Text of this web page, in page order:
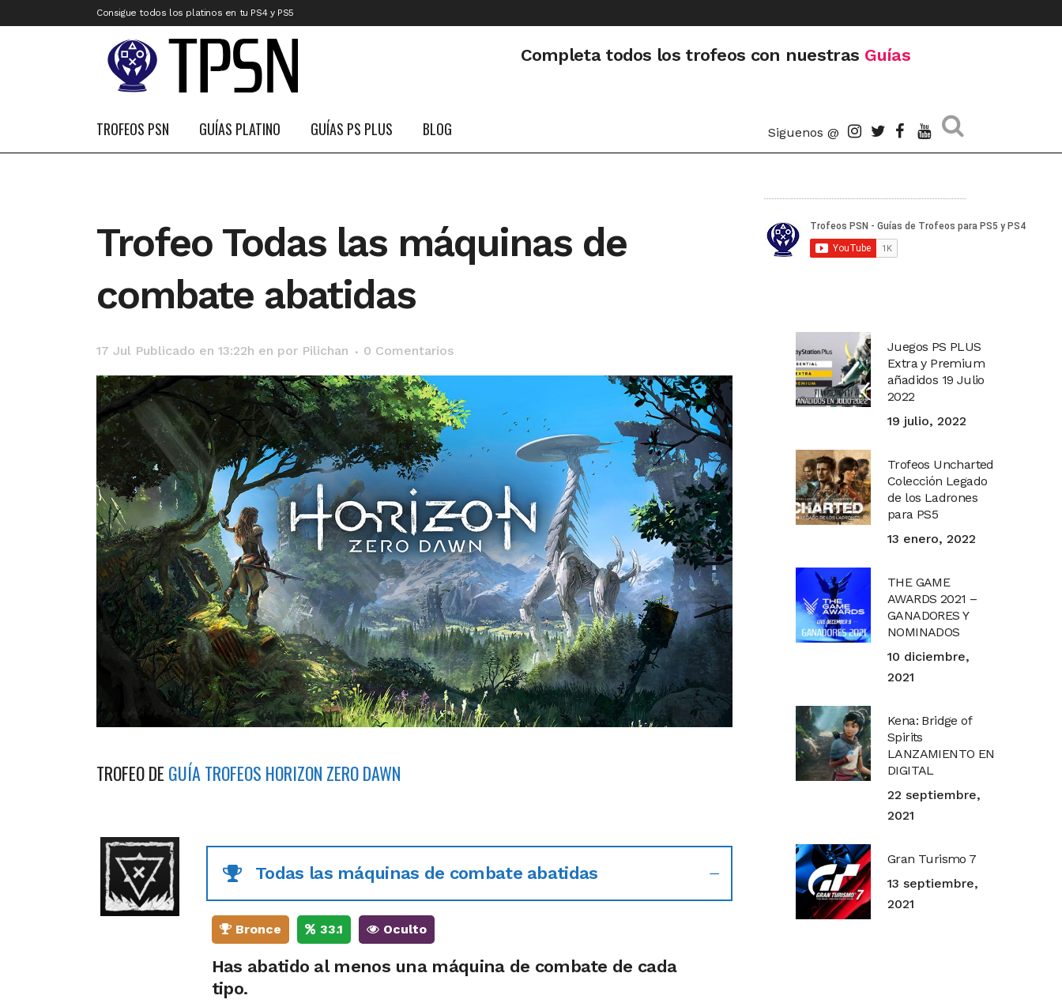
Consigue todos los platinos en tu PS4 y PS5
Completa todos los trofeos con nuestras Guías
TROFEOS PSN GUÍAS PLATINO GUÍAS PS PLUS BLOG Siguenos @
Trofeo Todas las máquinas de
combate abatidas
17 Jul Publicado en 13:22h en por Pilichan 0 Comentarios
TROFEO DE GUÍA TROFEOS HORIZON ZERO DAWN
Todas las máquinas de combate abatidas
Bronce 33.1 Oculto
Has abatido al menos una máquina de combate de cada
tipo.
Juegos PS PLUS
Extra y Premium
añadidos 19 Julio
2022
19 julio, 2022
Trofeos Uncharted
Colección Legado
de los Ladrones
para PS5
13 enero, 2022
THE GAME
AWARDS 2021 –
GANADORES Y
NOMINADOS
10 diciembre,
2021
Kena: Bridge of
Spirits
LANZAMIENTO EN
DIGITAL
22 septiembre,
2021
Gran Turismo 7
13 septiembre,
2021